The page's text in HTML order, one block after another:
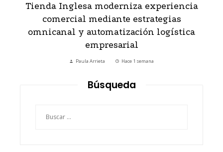
Tienda Inglesa moderniza experiencia
comercial mediante estrategias
omnicanal y automatización logística
empresarial
Paula Arrieta Hace 1 semana
Búsqueda